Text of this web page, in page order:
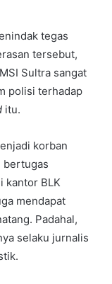
tegas
tersebut,
Sultra sangat
polisi terhadap
itu.
korban
bertugas
kantor BLK
mendapat
Padahal,
selaku jurnalis